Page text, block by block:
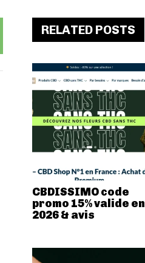
RELATED POSTS
CBDISSIMO code
promo 15% valide en
2026 & avis